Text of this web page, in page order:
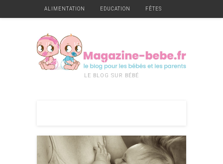
ALIMENTATION EDUCATION FÊTES
JEUX MATÉRIEL
NAISSANCE VÊTEMENTS
LE BLOG SUR BÉBÉ